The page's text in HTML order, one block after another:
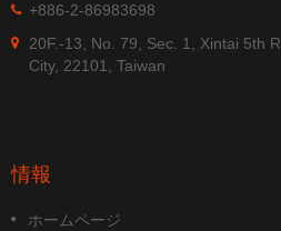
+886-2-86983698
20F.-13, No. 79, Sec. 1, Xintai 5th
City, 22101, Taiwan
情報
ホームページ